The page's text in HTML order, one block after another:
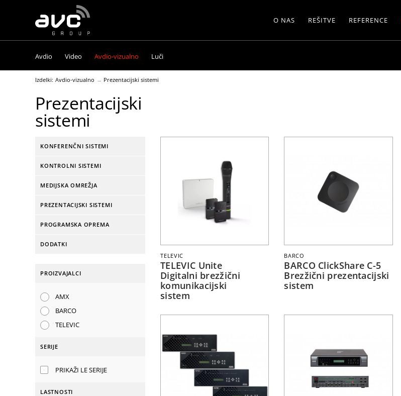
AVC
Group
O NAS REŠITVE REFERENCE
Avdio Video Avdio-vizualno Luči
Izdelki: Avdio-vizualno Prezentacijski sistemi
Prezentacijski
sistemi
KONFERENČNI SISTEMI
KONTROLNI SISTEMI
MEDIJSKA OMREŽJA
PREZENTACIJSKI SISTEMI
PROGRAMSKA OPREMA
DODATKI
PROIZVAJALCI
AMX
BARCO
TELEVIC
SERIJE
PRIKAŽI LE SERIJE
LASTNOSTI
TELEVIC
TELEVIC Unite
Digitalni brezžični
komunikacijski
sistem
BARCO
BARCO ClickShare C-5
Brezžični prezentacijski
sistem